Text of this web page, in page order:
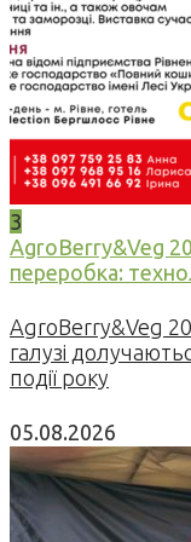
3
AgroBerry&Veg
переробка:
AgroBerry&Veg
галузі
події року
05.08.2026